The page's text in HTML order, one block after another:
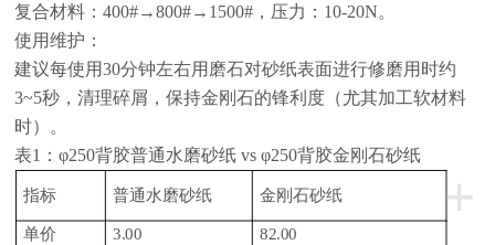
复合材料：400#→800#→1500#，压力：10-20N。
使用维护：
建议每使用30分钟左右用磨石对砂纸表面进行修磨用时约
3~5秒，清理碎屑，保持金刚石的锋利度（尤其加工软材料
时）。
表1：φ250背胶普通水磨砂纸 vs φ250背胶金刚石砂纸
+
指标 普通水磨砂纸 金刚石砂纸
单价 3.00
82.00